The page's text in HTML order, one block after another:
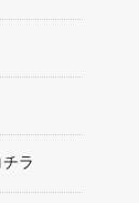
ラ